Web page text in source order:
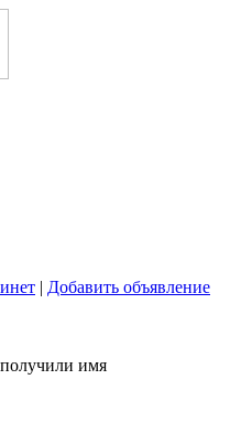
| Добавить объявление
имя